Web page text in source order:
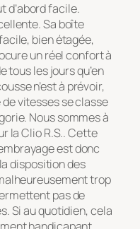
d’abord facile.
Sa boîte
bien étagée,
un réel confort à
tous les jours qu’en
n’est à prévoir,
vitesses se classe
Nous sommes à
la Clio R.S.. Cette
est donc
disposition des
trop
pas de
Si au quotidien, cela